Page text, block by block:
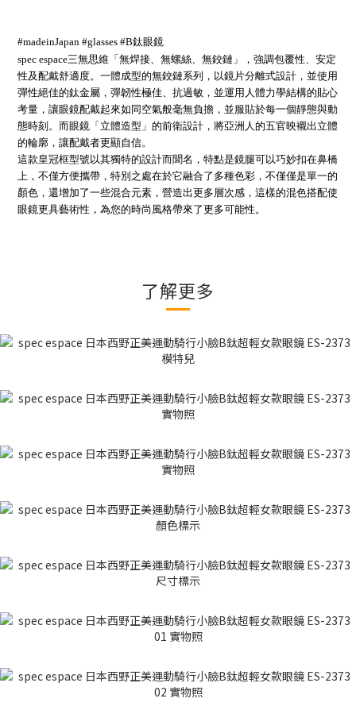
#madeinJapan #glasses #B鈦眼鏡
spec espace三無思維「無焊接、無螺絲、無鉸鏈」，強調包覆性、安定
性及配戴舒適度。一體成型的無鉸鏈系列，以鏡片分離式設計，並使用
彈性絕佳的鈦金屬，彈韌性極佳、抗過敏，並運用人體力學結構的貼心
考量，讓眼鏡配戴起來如同空氣般毫無負擔，並服貼於每一個靜態與動
態時刻。而眼鏡「立體造型」的前衛設計，將亞洲人的五官映襯出立體
的輪廓，讓配戴者更顯自信。
這款皇冠框型號以其獨特的設計而聞名，特點是鏡腿可以巧妙扣在鼻橋
上，不僅方便攜帶，特別之處在於它融合了多種色彩，不僅僅是單一的
顏色，還增加了一些混合元素，營造出更多層次感，這樣的混色搭配使
眼鏡更具藝術性，為您的時尚風格帶來了更多可能性。
了解更多